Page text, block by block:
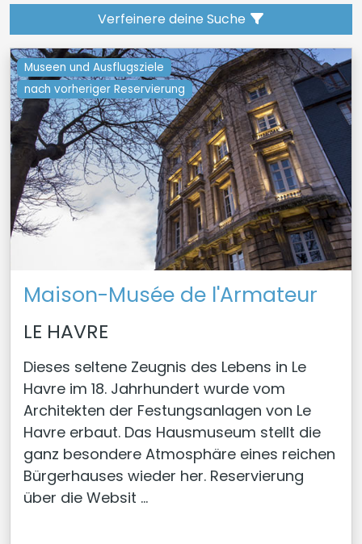
Verfeinere deine Suche
Museen und Ausflugsziele
nach vorheriger Reservierung
Maison-Musée de l'Armateur
LE HAVRE
Dieses seltene Zeugnis des Lebens in Le
Havre im 18. Jahrhundert wurde vom
Architekten der Festungsanlagen von Le
Havre erbaut. Das Hausmuseum stellt die
ganz besondere Atmosphäre eines reichen
Bürgerhauses wieder her. Reservierung
über die Websit ...